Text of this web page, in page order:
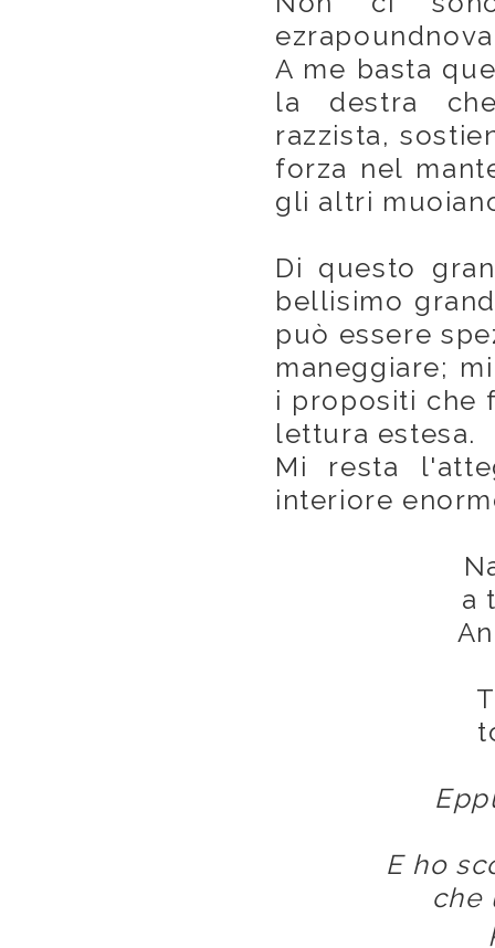
A me basta
la destra
razzista,
forza nel
gli altri
Di questo
bellisimo
può essere
maneggiare;
i propositi che
lettura estesa.
Mi resta
interiore
a
E ho
che